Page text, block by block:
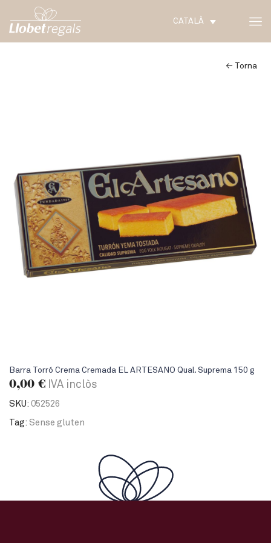
CATALÀ
← Torna
Barra Torró Crema Cremada EL ARTESANO Qual. Suprema 150 g
0,00 € IVA inclòs
SKU: 052526
Tag: Sense gluten